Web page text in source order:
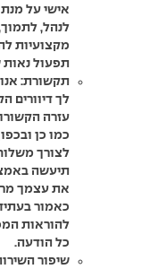
אישי על
לנהל,
מקצועיות
תפעול נאות
תקשורת:
לך דיוורים
עזרה
כמו כן
לצורך
תיעשה
את עצמך
כאמור
להוראות
כל הודעה.
שיפור